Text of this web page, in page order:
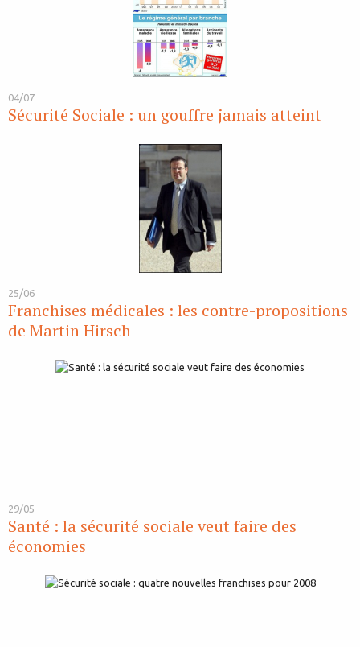
04/07
Sécurité Sociale : un gouffre jamais atteint
25/06
Franchises médicales : les contre-propositions
de Martin Hirsch
29/05
Santé : la sécurité sociale veut faire des
économies